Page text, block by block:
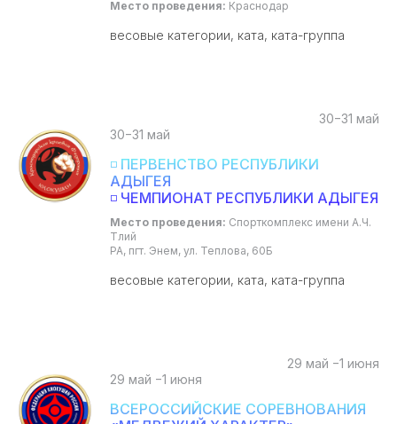
Место проведения: Краснодар
весовые категории, ката, ката-группа
30−31 май
30−31 май
◽ ПЕРВЕНСТВО РЕСПУБЛИКИ
АДЫГЕЯ
◽ ЧЕМПИОНАТ РЕСПУБЛИКИ АДЫГЕЯ
Место проведения: Спорткомплекс имени А.Ч.
Тлий
РА, пгт. Энем, ул. Теплова, 60Б
весовые категории, ката, ката-группа
29 май −1 июня
29 май −1 июня
ВСЕРОССИЙСКИЕ СОРЕВНОВАНИЯ